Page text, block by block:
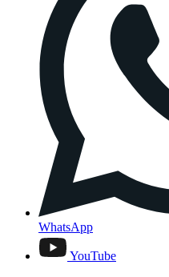
WhatsApp
YouTube